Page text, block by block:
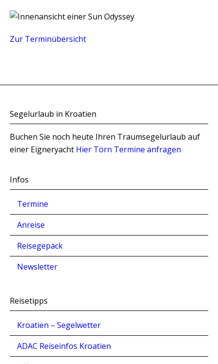
Zur Terminübersicht
Segelurlaub in Kroatien
Buchen Sie noch heute Ihren Traumsegelurlaub auf
einer Eigneryacht Hier Törn Termine anfragen
Infos
Termine
Anreise
Reisegepäck
Newsletter
Reisetipps
Kroatien – Segelwetter
ADAC Reiseinfos Kroatien